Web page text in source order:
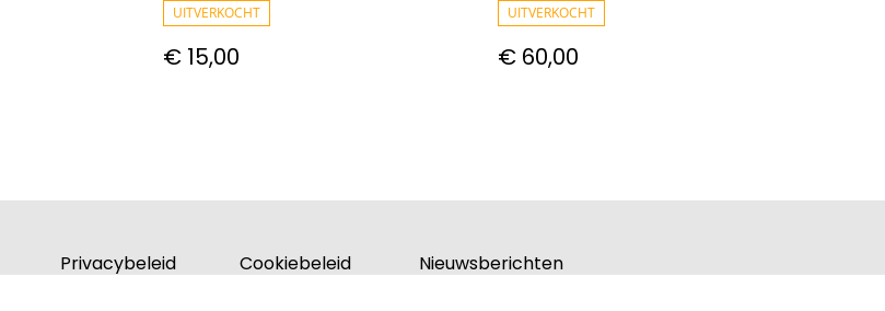
UITVERKOCHT
€ 15,00
UITVERKOCHT
€ 60,00
Privacybeleid Cookiebeleid Nieuwsberichten